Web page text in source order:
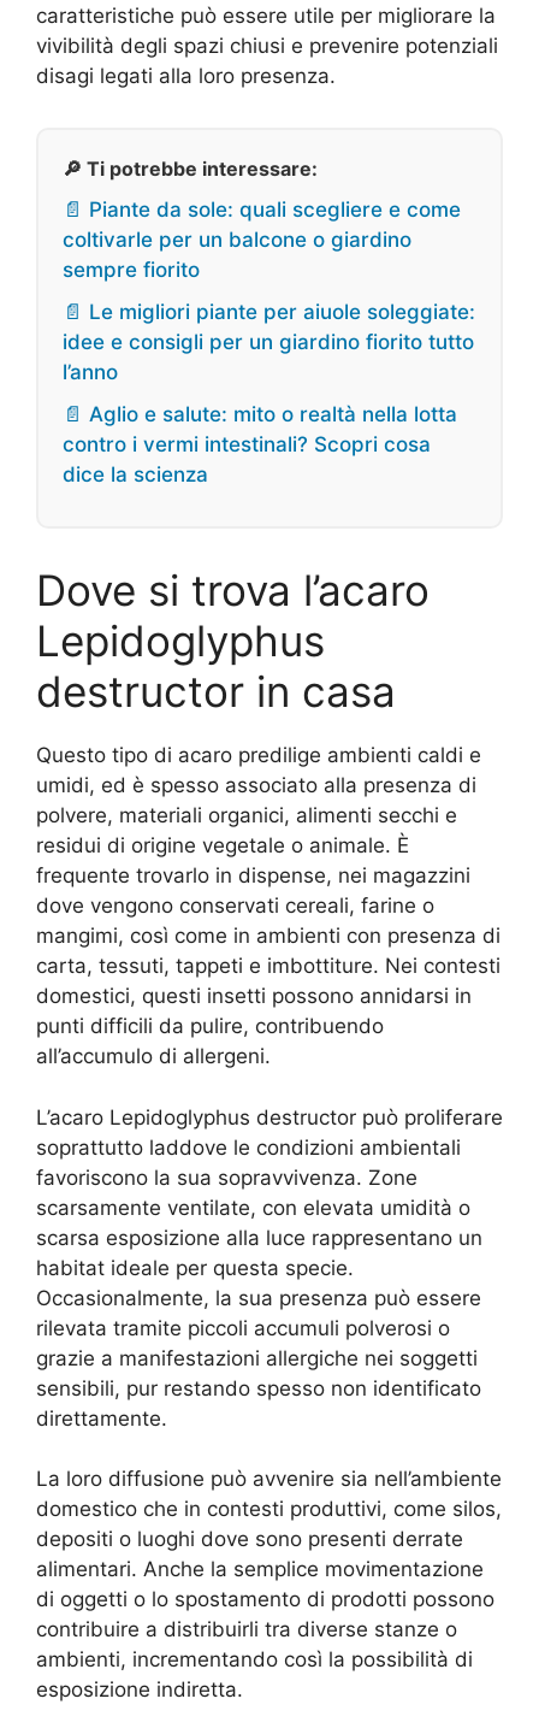
caratteristiche può essere utile per migliorare la
vivibilità degli spazi chiusi e prevenire potenziali
disagi legati alla loro presenza.
🔎 Ti potrebbe interessare:
📄 Piante da sole: quali scegliere e come
coltivarle per un balcone o giardino
sempre fiorito
📄 Le migliori piante per aiuole soleggiate:
idee e consigli per un giardino fiorito tutto
l’anno
📄 Aglio e salute: mito o realtà nella lotta
contro i vermi intestinali? Scopri cosa
dice la scienza
Dove si trova l’acaro
Lepidoglyphus
destructor in casa
Questo tipo di acaro predilige ambienti caldi e
umidi, ed è spesso associato alla presenza di
polvere, materiali organici, alimenti secchi e
residui di origine vegetale o animale. È
frequente trovarlo in dispense, nei magazzini
dove vengono conservati cereali, farine o
mangimi, così come in ambienti con presenza di
carta, tessuti, tappeti e imbottiture. Nei contesti
domestici, questi insetti possono annidarsi in
punti difficili da pulire, contribuendo
all’accumulo di allergeni.
L’acaro Lepidoglyphus destructor può proliferare
soprattutto laddove le condizioni ambientali
favoriscono la sua sopravvivenza. Zone
scarsamente ventilate, con elevata umidità o
scarsa esposizione alla luce rappresentano un
habitat ideale per questa specie.
Occasionalmente, la sua presenza può essere
rilevata tramite piccoli accumuli polverosi o
grazie a manifestazioni allergiche nei soggetti
sensibili, pur restando spesso non identificato
direttamente.
La loro diffusione può avvenire sia nell’ambiente
domestico che in contesti produttivi, come silos,
depositi o luoghi dove sono presenti derrate
alimentari. Anche la semplice movimentazione
di oggetti o lo spostamento di prodotti possono
contribuire a distribuirli tra diverse stanze o
ambienti, incrementando così la possibilità di
esposizione indiretta.